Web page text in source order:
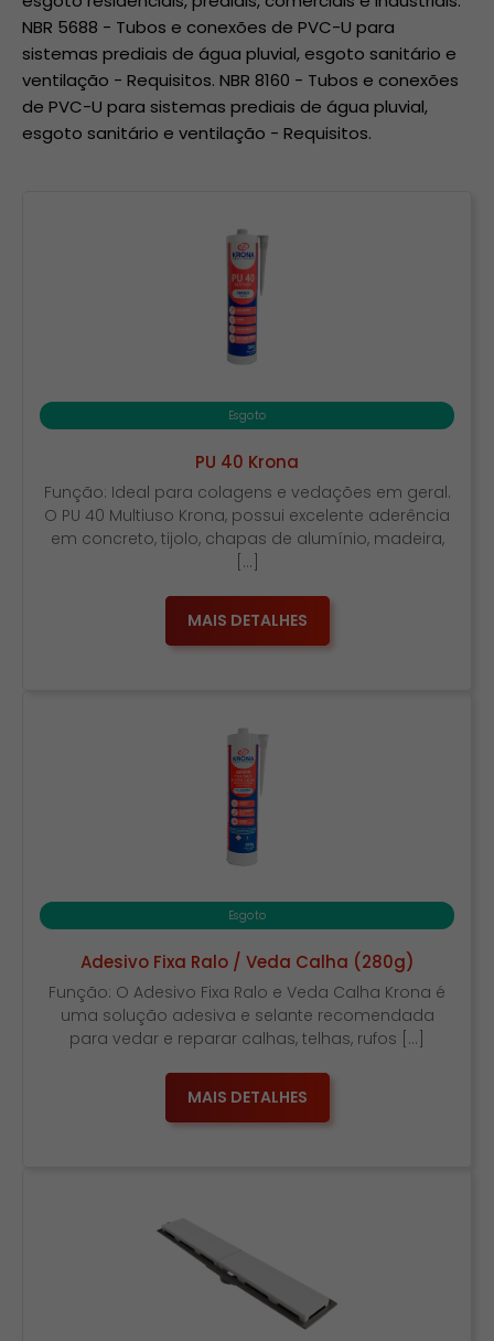
NBR 5688 - Tubos e conexões de PVC-U para
sistemas prediais de água pluvial, esgoto sanitário e
ventilação - Requisitos. NBR 8160 - Tubos e conexões
de PVC-U para sistemas prediais de água pluvial,
esgoto sanitário e ventilação - Requisitos.
Esgoto
PU 40 Krona
Função: Ideal para colagens e vedações em geral.
O PU 40 Multiuso Krona, possui excelente aderência
em concreto, tijolo, chapas de alumínio, madeira,
[…]
MAIS DETALHES
Esgoto
Adesivo Fixa Ralo / Veda Calha (280g)
Função: O Adesivo Fixa Ralo e Veda Calha Krona é
uma solução adesiva e selante recomendada
para vedar e reparar calhas, telhas, rufos […]
MAIS DETALHES